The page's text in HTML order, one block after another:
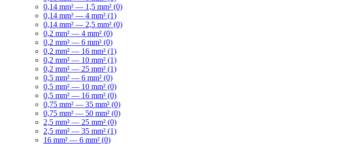
0,14 mm² — 1,5 mm² (0)
0,14 mm² — 4 mm² (1)
0,14 mm² — 2,5 mm² (0)
0,2 mm² — 4 mm² (0)
0,2 mm² — 6 mm² (0)
0,2 mm² — 16 mm² (1)
0,2 mm² — 10 mm² (1)
0,2 mm² — 25 mm² (1)
0,5 mm² — 6 mm² (0)
0,5 mm² — 10 mm² (0)
0,5 mm² — 16 mm² (0)
0,75 mm² — 35 mm² (0)
0,75 mm² — 50 mm² (0)
2,5 mm² — 25 mm² (0)
2,5 mm² — 35 mm² (1)
16 mm² — 6 mm² (0)